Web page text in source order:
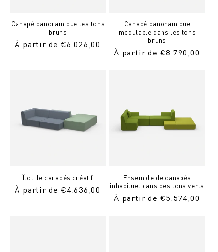
Canapé panoramique les tons
bruns
Prix
À partir de €6.026,00
Canapé panoramique
modulable dans les tons
bruns
Prix
À partir de €8.790,00
Îlot de canapés créatif
Prix
À partir de €4.636,00
Ensemble de canapés
inhabituel dans des tons verts
Prix
À partir de €5.574,00